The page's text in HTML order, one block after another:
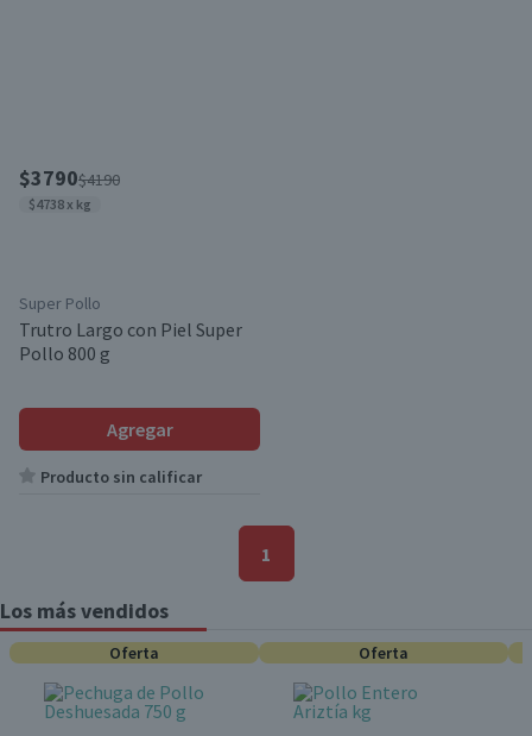
$3790$4190
$4738 x kg
Super Pollo
Trutro Largo con Piel Super
Pollo 800 g
Agregar
Producto sin calificar
1
Los más vendidos
Oferta Oferta